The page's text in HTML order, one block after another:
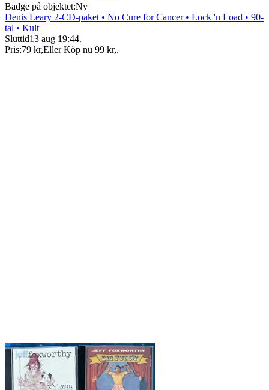
Badge på objektet:Ny
Denis Leary 2-CD-paket • No Cure for Cancer • Lock 'n Load • 90-
tal • Kult
Sluttid13 aug 19:44.
Pris:79 kr,Eller Köp nu 99 kr,.